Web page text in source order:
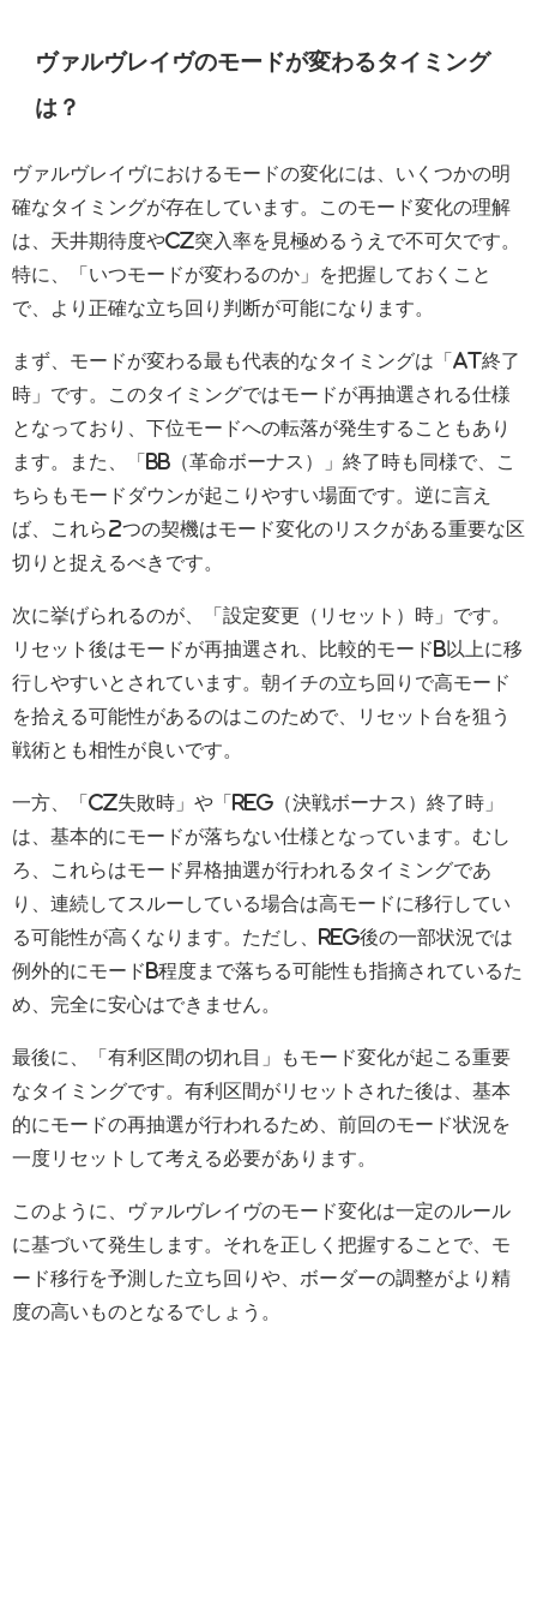
ヴァルヴレイヴのモードが変わるタイミング
は？
ヴァルヴレイヴにおけるモードの変化には、いくつかの明
確なタイミングが存在しています。このモード変化の理解
は、天井期待度やCZ突入率を見極めるうえで不可欠です。
特に、「いつモードが変わるのか」を把握しておくこと
で、より正確な立ち回り判断が可能になります。
まず、モードが変わる最も代表的なタイミングは「AT終了
時」です。このタイミングではモードが再抽選される仕様
となっており、下位モードへの転落が発生することもあり
ます。また、「BB（革命ボーナス）」終了時も同様で、こ
ちらもモードダウンが起こりやすい場面です。逆に言え
ば、これら2つの契機はモード変化のリスクがある重要な区
切りと捉えるべきです。
次に挙げられるのが、「設定変更（リセット）時」です。
リセット後はモードが再抽選され、比較的モードB以上に移
行しやすいとされています。朝イチの立ち回りで高モード
を拾える可能性があるのはこのためで、リセット台を狙う
戦術とも相性が良いです。
一方、「CZ失敗時」や「REG（決戦ボーナス）終了時」
は、基本的にモードが落ちない仕様となっています。むし
ろ、これらはモード昇格抽選が行われるタイミングであ
り、連続してスルーしている場合は高モードに移行してい
る可能性が高くなります。ただし、REG後の一部状況では
例外的にモードB程度まで落ちる可能性も指摘されているた
め、完全に安心はできません。
最後に、「有利区間の切れ目」もモード変化が起こる重要
なタイミングです。有利区間がリセットされた後は、基本
的にモードの再抽選が行われるため、前回のモード状況を
一度リセットして考える必要があります。
このように、ヴァルヴレイヴのモード変化は一定のルール
に基づいて発生します。それを正しく把握することで、モ
ード移行を予測した立ち回りや、ボーダーの調整がより精
度の高いものとなるでしょう。